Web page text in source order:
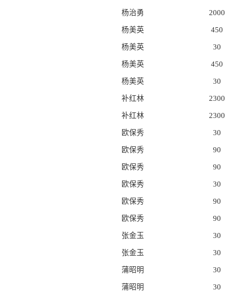
杨治勇 2000
杨美英 450
杨美英 30
杨美英 450
杨美英 30
补红林 2300
补红林 2300
欧保秀 30
欧保秀 90
欧保秀 90
欧保秀 30
欧保秀 90
欧保秀 90
张金玉 30
张金玉 30
蒲昭明 30
蒲昭明 30